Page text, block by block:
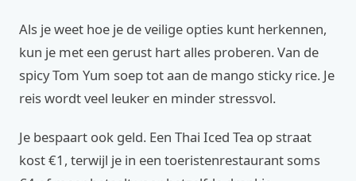
Als je weet hoe je de veilige opties kunt herkennen,
kun je met een gerust hart alles proberen. Van de
spicy Tom Yum soep tot aan de mango sticky rice. Je
reis wordt veel leuker en minder stressvol.
Je bespaart ook geld. Een Thai Iced Tea op straat
kost €1, terwijl je in een toeristenrestaurant soms